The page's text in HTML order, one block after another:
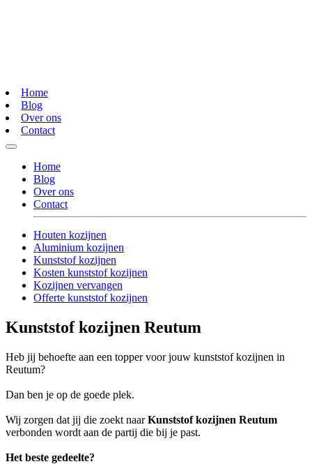
Home
Blog
Over ons
Contact
Home
Blog
Over ons
Contact
Houten kozijnen
Aluminium kozijnen
Kunststof kozijnen
Kosten kunststof kozijnen
Kozijnen vervangen
Offerte kunststof kozijnen
Kunststof kozijnen Reutum
Heb jij behoefte aan een topper voor jouw kunststof kozijnen in
Reutum?
Dan ben je op de goede plek.
Wij zorgen dat jij die zoekt naarKunststof kozijnen Reutum
verbonden wordt aan de partij die bij je past.
Het beste gedeelte?